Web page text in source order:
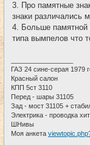
3. Про памятные
знаки различались
4. Больше памятной
типа вымпелов что
ГАЗ 24 сине-серая 1979
Красный салон
КПП 5ст 3110
Перед - шары 31105
Зад - мост 31105 +
Электрика - проводка
ШНивы
Моя анкета